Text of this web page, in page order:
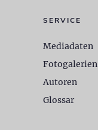
SERVICE
Mediadaten
Fotogalerien
Autoren
Glossar